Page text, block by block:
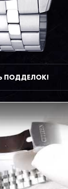
ПОДДЕЛОК!